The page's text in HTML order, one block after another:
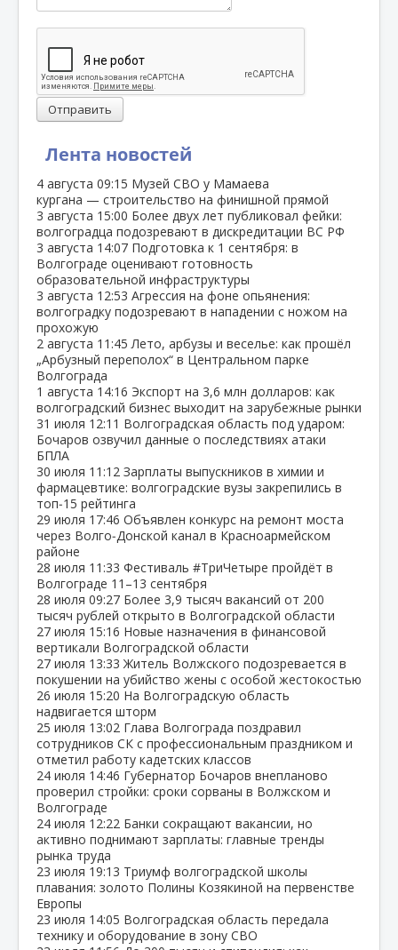
Лента новостей
4 августа 09:15 Музей СВО у Мамаева
кургана — строительство на финишной прямой
3 августа 15:00 Более двух лет публиковал фейки:
волгоградца подозревают в дискредитации ВС РФ
3 августа 14:07 Подготовка к 1 сентября: в
Волгограде оценивают готовность
образовательной инфраструктуры
3 августа 12:53 Агрессия на фоне опьянения:
волгоградку подозревают в нападении с ножом на
прохожую
2 августа 11:45 Лето, арбузы и веселье: как прошёл
„Арбузный переполох“ в Центральном парке
Волгограда
1 августа 14:16 Экспорт на 3,6 млн долларов: как
волгоградский бизнес выходит на зарубежные рынки
31 июля 12:11 Волгоградская область под ударом:
Бочаров озвучил данные о последствиях атаки
БПЛА
30 июля 11:12 Зарплаты выпускников в химии и
фармацевтике: волгоградские вузы закрепились в
топ‑15 рейтинга
29 июля 17:46 Объявлен конкурс на ремонт моста
через Волго‑Донской канал в Красноармейском
районе
28 июля 11:33 Фестиваль #ТриЧетыре пройдёт в
Волгограде 11–13 сентября
28 июля 09:27 Более 3,9 тысяч вакансий от 200
тысяч рублей открыто в Волгоградской области
27 июля 15:16 Новые назначения в финансовой
вертикали Волгоградской области
27 июля 13:33 Житель Волжского подозревается в
покушении на убийство жены с особой жестокостью
26 июля 15:20 На Волгоградскую область
надвигается шторм
25 июля 13:02 Глава Волгограда поздравил
сотрудников СК с профессиональным праздником и
отметил работу кадетских классов
24 июля 14:46 Губернатор Бочаров внепланово
проверил стройки: сроки сорваны в Волжском и
Волгограде
24 июля 12:22 Банки сокращают вакансии, но
активно поднимают зарплаты: главные тренды
рынка труда
23 июля 19:13 Триумф волгоградской школы
плавания: золото Полины Козякиной на первенстве
Европы
23 июля 14:05 Волгоградская область передала
технику и оборудование в зону СВО
Отправить